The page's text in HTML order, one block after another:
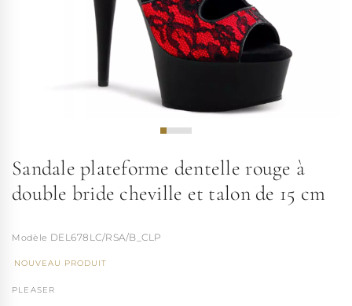
Sandale plateforme dentelle rouge à
double bride cheville et talon de 15 cm
DEL678LC/RSA/B_CLP
NOUVEAU PRODUIT
PLEASER